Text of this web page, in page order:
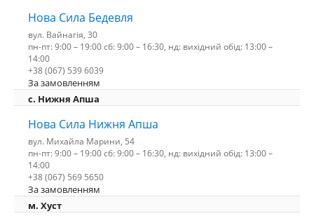
Нова Сила Бедевля
вул. Вайнагія, 30
пн-пт: 9:00 – 19:00 сб: 9:00 – 16:30, нд: вихідний обід: 13:00 –
14:00
+38 (067) 539 6039
За замовленням
с. Нижня Апша
Нова Сила Нижня Апша
вул. Михайла Марини, 54
пн-пт: 9:00 – 19:00 сб: 9:00 – 16:30, нд: вихідний обід: 13:00 –
14:00
+38 (067) 569 5650
За замовленням
м. Хуст